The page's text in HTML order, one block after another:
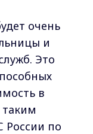
очень
и
Это
в
России по